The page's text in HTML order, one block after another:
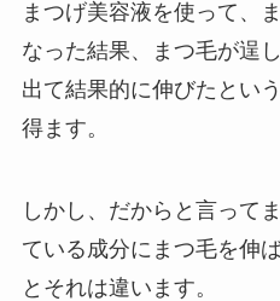
まつげ美容液を使って、
なった結果、まつ毛が逞
出て結果的に伸びたとい
得ます。
しかし、だからと言って
ている成分にまつ毛を伸
とそれは違います。